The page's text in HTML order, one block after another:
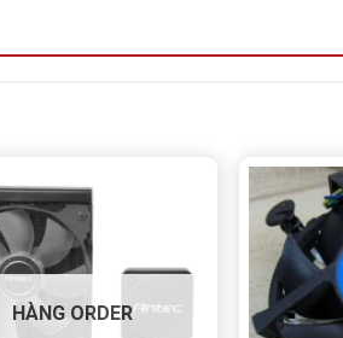
HÀNG ORDER